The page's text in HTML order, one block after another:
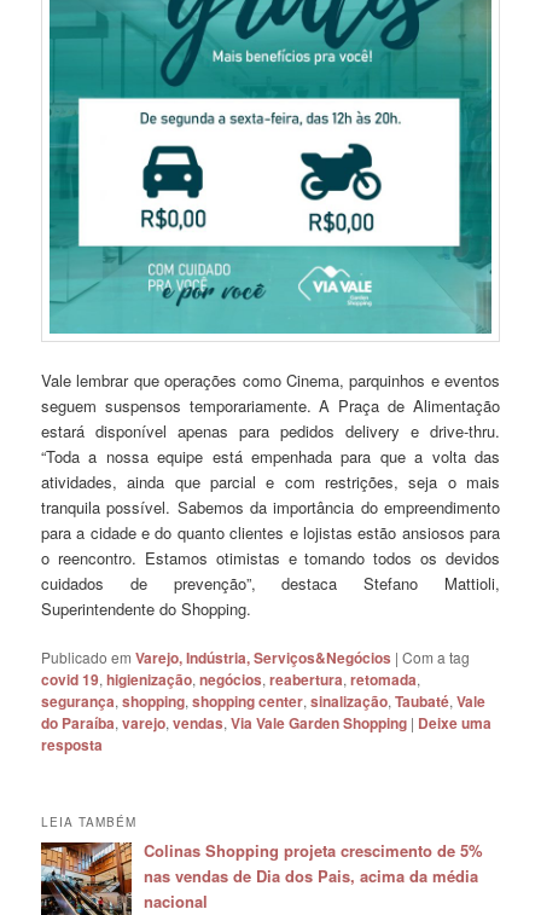
Vale lembrar que operações como Cinema, parquinhos e eventos
seguem suspensos temporariamente. A Praça de Alimentação
estará disponível apenas para pedidos delivery e drive-thru.
“Toda a nossa equipe está empenhada para que a volta das
atividades, ainda que parcial e com restrições, seja o mais
tranquila possível. Sabemos da importância do empreendimento
para a cidade e do quanto clientes e lojistas estão ansiosos para
o reencontro. Estamos otimistas e tomando todos os devidos
cuidados de prevenção”, destaca Stefano Mattioli,
Superintendente do Shopping.
Publicado em Varejo, Indústria, Serviços&Negócios |Com a tag
covid 19,higienização,negócios,reabertura,retomada,
segurança,shopping,shopping center,sinalização,Taubaté,Vale
do Paraíba,varejo,vendas,Via Vale Garden Shopping | Deixe uma
resposta
LEIA TAMBÉM
Colinas Shopping projeta crescimento de 5%
nas vendas de Dia dos Pais, acima da média
nacional